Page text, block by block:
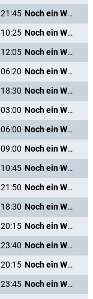
21:45
Noch ein Wort und ich heirate dich!
10:25
Noch ein Wort und ich heirate dich!
12:05
Noch ein Wort und ich heirate dich!
06:20
Noch ein Wort und ich heirate dich!
18:30
Noch ein Wort und ich heirate dich!
03:00
Noch ein Wort und ich heirate dich!
06:00
Noch ein Wort und ich heirate dich!
09:00
Noch ein Wort und ich heirate dich!
10:45
Noch ein Wort und ich heirate dich!
21:50
Noch ein Wort und ich heirate dich!
18:30
Noch ein Wort und ich heirate dich!
20:15
Noch ein Wort und ich heirate dich!
23:40
Noch ein Wort und ich heirate dich!
20:15
Noch ein Wort und ich heirate dich!
23:45
Noch ein Wort und ich heirate dich!